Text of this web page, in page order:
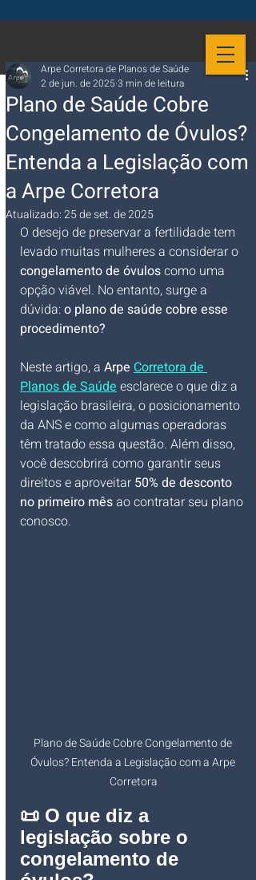
Plano de Saúde Cobre
Congelamento de Óvulos?
Entenda a Legislação com
a Arpe Corretora
Arpe Corretora de Planos de Saúde
2 de jun. de 2025 3 min de leitura
Atualizado:25 de set. de 2025
O desejo de preservar a fertilidade tem
levado muitas mulheres a considerar o
congelamento de óvulos como uma
opção viável. No entanto, surge a
dúvida: o plano de saúde cobre esse
procedimento?
Neste artigo, a Arpe Corretora de
Planos de Saúde esclarece o que diz a
legislação brasileira, o posicionamento
da ANS e como algumas operadoras
têm tratado essa questão. Além disso,
você descobrirá como garantir seus
direitos e aproveitar 50% de desconto
no primeiro mês ao contratar seu plano
conosco.
Plano de Saúde Cobre Congelamento de
Óvulos? Entenda a Legislação com a Arpe
Corretora
📜 O que diz a
legislação sobre o
congelamento de